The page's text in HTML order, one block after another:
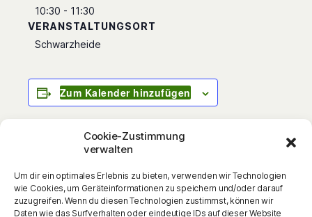
Cookie-Zustimmung
verwalten
Um dir ein optimales Erlebnis zu bieten, verwenden wir Technologien
wie Cookies, um Geräteinformationen zu speichern und/oder darauf
zuzugreifen. Wenn du diesen Technologien zustimmst, können wir
Daten wie das Surfverhalten oder eindeutige IDs auf dieser Website
10:30 - 11:30
VERANSTALTUNGSORT
Schwarzheide
Zum Kalender hinzufügen
Komplett überarbeitete und aktualisierte
Neuausgaben der erfolgreichen Fußball-